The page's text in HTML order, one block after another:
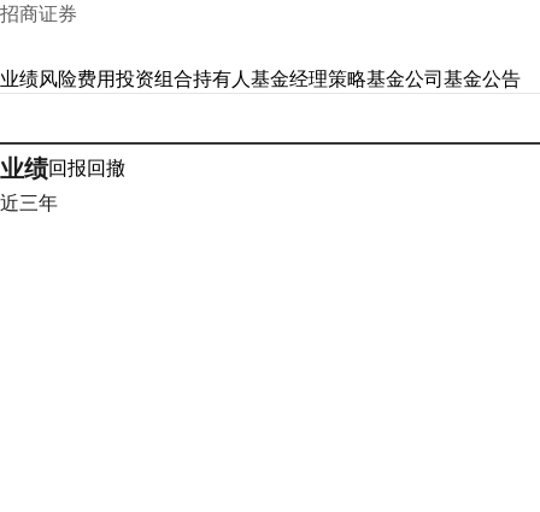
招商证券
业绩风险费用投资组合持有人基金经理策略基金公司基金公告
业绩回报回撤
近三年